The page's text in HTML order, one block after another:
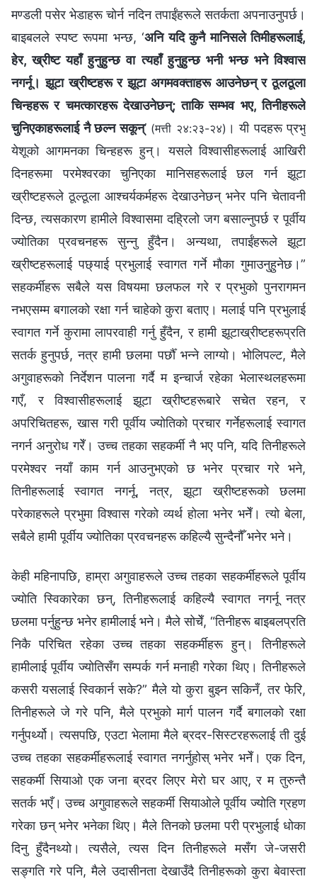
मण्डली पसेर भेडाहरू चोर्न नदिन तपाईंहरूले सतर्कता अपनाउनुपर्छ।
बाइबलले स्पष्ट रूपमा भन्छ, ‘अनि यदि कुनै मानिसले तिमीहरूलाई,
हेर, ख्रीष्ट यहाँ हुनुहुन्छ वा त्यहाँ हुनुहुन्छ भनी भन्छ भने विश्‍वास
नगर्नू। झूटा ख्रीष्टहरू र झूटा अगमवक्ताहरू आउनेछन् र ठूलठूला
चिन्हहरू र चमत्कारहरू देखाउनेछन्; ताकि सम्भव भए, तिनीहरूले
चुनिएकाहरूलाई नै छल्न सकून्’ (मत्ती २४:२३-२४) । यी पदहरू प्रभु
येशूको आगमनका चिन्‍हहरू हुन्। यसले विश्‍वासीहरूलाई आखिरी
दिनहरूमा परमेश्‍वरका चुनिएका मानिसहरूलाई छल गर्न झूटा
ख्रीष्टहरूले ठूल्ठूला आश्‍चर्यकर्महरू देखाउनेछन् भनेर पनि चेतावनी
दिन्छ, त्यसकारण हामीले विश्‍वासमा दह्रिलो जग बसाल्‍नुपर्छ र पूर्वीय
ज्योतिका प्रवचनहरू सुन्‍नु हुँदैन। अन्यथा, तपाईंहरूले झूटा
ख्रीष्टहरूलाई पछ्याई प्रभुलाई स्वागत गर्ने मौका गुमाउनुहुनेछ।”
सहकर्मीहरू सबैले यस विषयमा छलफल गरे र प्रभुको पुनरागमन
नभएसम्‍म बगालको रक्षा गर्न चाहेको कुरा बताए। मलाई पनि प्रभुलाई
स्वागत गर्ने कुरामा लापरवाही गर्नु हुँदैन, र हामी झूटाख्रीष्टहरूप्रति
सतर्क हुनुपर्छ, नत्र हामी छलमा पर्छौँ भन्‍ने लाग्यो। भोलिपल्ट, मैले
अगुवाहरूको निर्देशन पालना गर्दै म इन्‍चार्ज रहेका भेलास्थलहरूमा
गएँ, र विश्‍वासीहरूलाई झूटा ख्रीष्टहरूबारे सचेत रहन, र
अपरिचितहरू, खास गरी पूर्वीय ज्योतिको प्रचार गर्नेहरूलाई स्वागत
नगर्न अनुरोध गरेँ। उच्‍च तहका सहकर्मी नै भए पनि, यदि तिनीहरूले
परमेश्‍वर नयाँ काम गर्न आउनुभएको छ भनेर प्रचार गरे भने,
तिनीहरूलाई स्वागत नगर्नू, नत्र, झूटा ख्रीष्टहरूको छलमा
परेकाहरूले प्रभुमा विश्‍वास गरेको व्यर्थ होला भनेर भनेँ। त्यो बेला,
सबैले हामी पूर्वीय ज्योतिका प्रवचनहरू कहिल्यै सुन्दैनौँ भनेर भने।
केही महिनापछि, हाम्रा अगुवाहरूले उच्‍च तहका सहकर्मीहरूले पूर्वीय
ज्योति स्विकारेका छन्, तिनीहरूलाई कहिल्यै स्वागत नगर्नू नत्र
छलमा पर्नुहुन्छ भनेर हामीलाई भने। मैले सोचेँ, “तिनीहरू बाइबलप्रति
निकै परिचित रहेका उच्‍च तहका सहकर्मीहरू हुन्। तिनीहरूले
हामीलाई पूर्वीय ज्योतिसँग सम्पर्क गर्न मनाही गरेका थिए। तिनीहरूले
कसरी यसलाई स्विकार्न सके?” मैले यो कुरा बुझ्‍न सकिनँ, तर फेरि,
तिनीहरूले जे गरे पनि, मैले प्रभुको मार्ग पालन गर्दै बगालको रक्षा
गर्नुपर्थ्यो। त्यसपछि, एउटा भेलामा मैले ब्रदर-सिस्टरहरूलाई ती दुई
उच्‍च तहका सहकर्मीहरूलाई स्वागत नगर्नुहोस् भनेर भनेँ। एक दिन,
सहकर्मी सियाओ एक जना ब्रदर लिएर मेरो घर आए, र म तुरुन्तै
सतर्क भएँ। उच्‍च अगुवाहरूले सहकर्मी सियाओले पूर्वीय ज्योति ग्रहण
गरेका छन् भनेर भनेका थिए। मैले तिनको छलमा परी प्रभुलाई धोका
दिनु हुँदैनथ्यो। त्यसैले, त्यस दिन तिनीहरूले मसँग जे-जसरी
सङ्गति गरे पनि, मैले उदासीनता देखाउँदै तिनीहरूको कुरा बेवास्ता